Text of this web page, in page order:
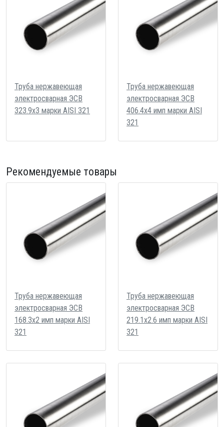
Труба нержавеющая
электросварная ЭСВ
323.9х3 марки AISI 321
Труба нержавеющая
электросварная ЭСВ
406.4х4 имп марки AISI
321
Рекомендуемые товары
Труба нержавеющая
электросварная ЭСВ
168.3х2 имп марки AISI
321
Труба нержавеющая
электросварная ЭСВ
219.1х2.6 имп марки AISI
321